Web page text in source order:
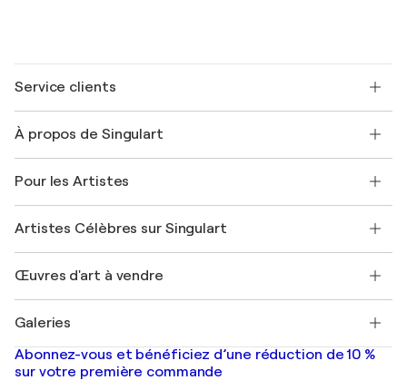
Service clients
Expédition
Offrir une carte cadeau
Rejoignez notre programme commercial
Mon compte
+33 1 76 44 06 42
À propos de Singulart
FAQ
Magazine Singulart
Emplois
Découvrez une sélection d'art original
Pour les Artistes
Se connecter en tant qu'Artiste
Artistes Célèbres sur Singulart
Marc Chagall
Banksy
Mr. Brainwash
Shepard Fairey
Œuvres d'art à vendre
Tableaux abstraits à vendre
Peintures de paysage
Estampes
Galeries
Galeries d'art en France
Galeries d'art en Belgique
Abonnez-vous et bénéficiez d’une réduction de 10 %
sur votre première commande